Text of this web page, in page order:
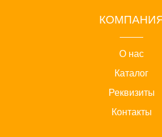
О нас
Каталог
Реквизиты
Контакты